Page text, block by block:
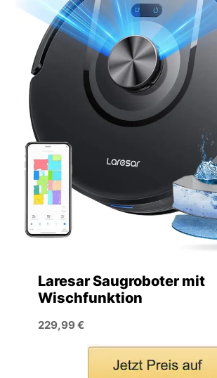
Laresar Saugroboter mit
Wischfunktion
229,99 €